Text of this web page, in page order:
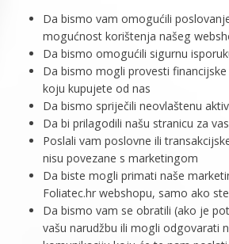
Da bismo vam omogućili
mogućnost korištenja našeg
Da bismo omogućili sigurnu
Da bismo mogli provesti
koju kupujete od nas
Da bismo spriječili neovlaštenu
Da bi prilagodili našu stranicu za vas
Poslali vam poslovne ili
nisu povezane s marketingom
Da biste mogli primati naše
Foliatec.hr webshopu, samo ako
Da bismo vam se obratili (ako je
vašu narudžbu ili mogli odgovarati